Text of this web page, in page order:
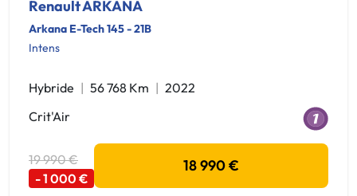
Renault ARKANA
Arkana E-Tech 145 - 21B
Intens
Hybride 56 768 Km
2022
Crit'Air
19 990 €
- 1 000 €
18 990 €